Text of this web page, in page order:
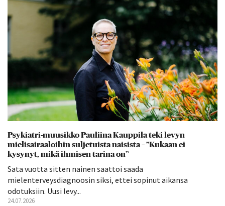
Psykiatri-muusikko Pauliina Kauppila teki levyn
mielisairaaloihin suljetuista naisista – ”Kukaan ei
kysynyt, mikä ihmisen tarina on”
Sata vuotta sitten nainen saattoi saada
mielenterveysdiagnoosin siksi, ettei sopinut aikansa
odotuksiin. Uusi levy...
24.07.2026